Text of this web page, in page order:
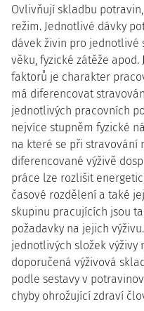
Ovlivňují skladbu
režim. Jednotlivé dávky
dávek živin pro jednotlivé
věku, fyzické zátěže
faktorů je charakter
má diferencovat
jednotlivých pracovních
nejvíce stupněm fyzické
na které se při stravování
diferencované výživě
práce lze rozlišit
časové rozdělení a také
skupinu pracujících jsou
požadavky na jejich
jednotlivých složek výživy
doporučená výživová
podle sestavy v
chyby ohrožující zdraví